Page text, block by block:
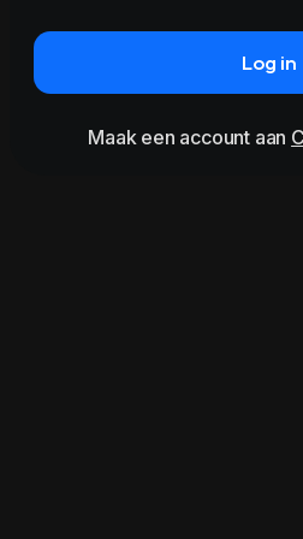
Log in
Maak een account aan